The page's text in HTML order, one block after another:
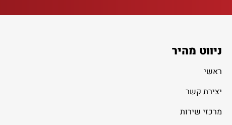
ניווט מהיר
ראשי
יצירת קשר
מרכזי שירות